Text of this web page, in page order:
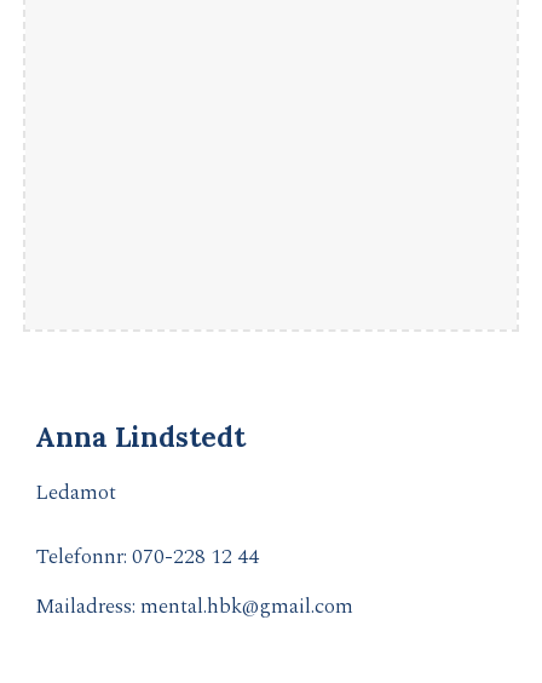
Anna Lindstedt
Ledamot
Telefonnr: 070-228 12 44
Mailadress: mental.hbk@gmail.com